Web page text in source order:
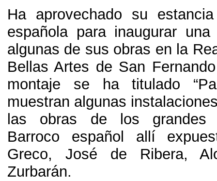
Ha aprovechado su
española para inaugurar
algunas de sus obras en la
Bellas Artes de San
montaje se ha titulado “
muestran algunas
las obras de los grandes
Barroco español allí
Greco, José de Ribera,
Zurbarán.